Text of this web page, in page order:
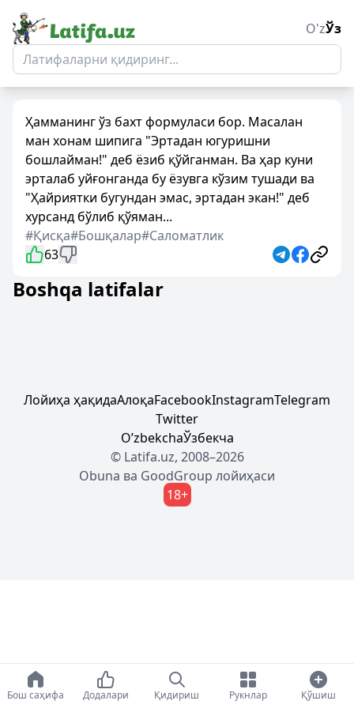
O'zЎз
Ҳамманинг ўз бахт формуласи бор. Масалан
ман хонам шипига "Эртадан югуришни
бошлайман!" деб ёзиб қўйганман. Ва ҳар куни
эрталаб уйғонганда бу ёзувга кўзим тушади ва
"Ҳайриятки бугундан эмас, эртадан экан!" деб
хурсанд бўлиб қўяман...
#Қисқа#Бошқалар#Саломатлик
63
Boshqa latifalar
Лойиҳа ҳақидаАлоқаFacebookInstagramTelegram
Twitter
OʼzbekchaЎзбекча
© Latifa.uz, 2008–2026
Obuna ва GoodGroup лойиҳаси
18+
Бош саҳифа Додалари Қидириш Рукнлар Қўшиш